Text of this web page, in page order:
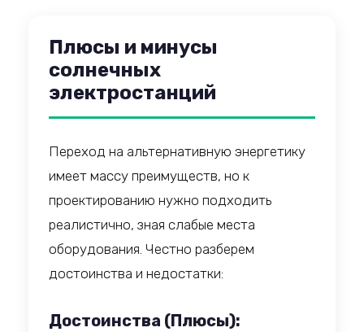
Плюсы и минусы
солнечных
электростанций
Переход на альтернативную энергетику
имеет массу преимуществ, но к
проектированию нужно подходить
реалистично, зная слабые места
оборудования. Честно разберем
достоинства и недостатки:
Достоинства (Плюсы):